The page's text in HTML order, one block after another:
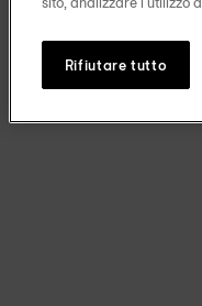
Rifiutare tutto